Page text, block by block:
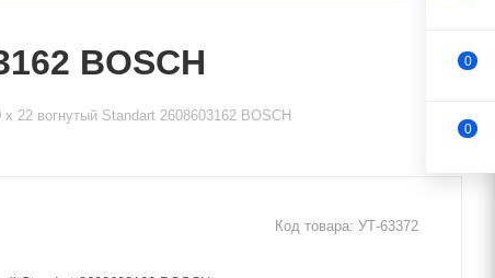
BOSCH
x 22 вогнутый Standart 2608603162 BOSCH
Код товара: УТ-63372
0
0